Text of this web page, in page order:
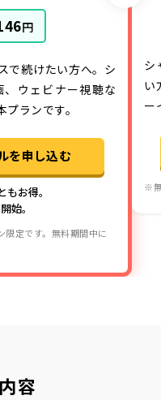
円
で続けたい方へ。シ
ウェビナー視聴な
ランです。
を申し込む
お得。
始。
定です。無料期間中に
シ
い
ー
※
容